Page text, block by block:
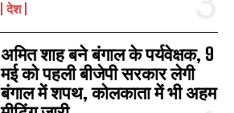
देश
अमित शाह बने बंगाल के पर्यवेक्षक, 9
मई को पहली बीजेपी सरकार लेगी
बंगाल में शपथ, कोलकाता में भी अहम